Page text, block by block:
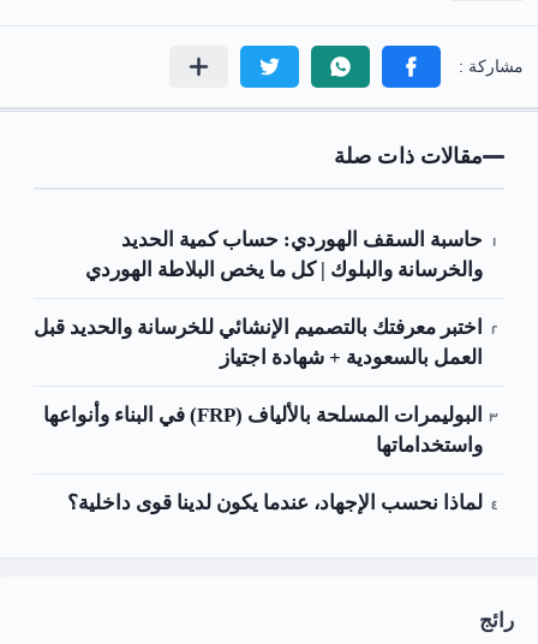
مقالات ذات صلة
حاسبة السقف الهوردي: حساب كمية الحديد
والخرسانة والبلوك | كل ما يخص البلاطة الهوردي
اختبر معرفتك بالتصميم الإنشائي للخرسانة والحديد قبل
العمل بالسعودية + شهادة اجتياز
البوليمرات المسلحة بالألياف (FRP) في البناء وأنواعها
واستخداماتها
لماذا نحسب الإجهاد، عندما يكون لدينا قوى داخلية؟
رائج